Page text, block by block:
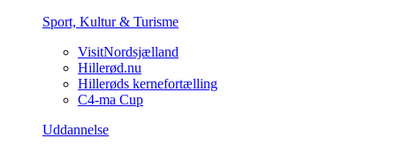
Sport, Kultur & Turisme
VisitNordsjælland
Hillerød.nu
Hillerøds kernefortælling
C4-ma Cup
Uddannelse